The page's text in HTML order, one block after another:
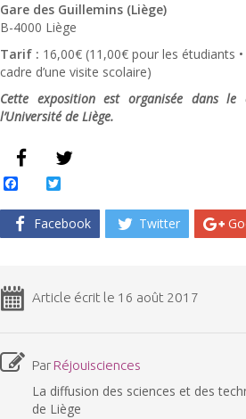
Gare des Guillemins (Liège)
B-4000 Liège
Tarif : 16,00€ (11,00€ pour les étudiants
cadre d’une visite scolaire)
Cette exposition est organisée dans
l’Université de Liège.
Facebook
Facebook Twitter
Article écrit le 16 août 2017
Par Réjouisciences
La diffusion des sciences et des
de Liège